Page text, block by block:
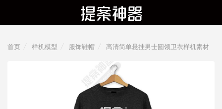
首页 样机模型 服饰鞋帽 高清简单悬挂男士圆领卫衣样机素材